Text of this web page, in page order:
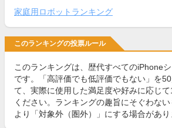
家庭用ロボットランキング
このランキングの投票ルール
このランキングは、歴代すべてのiPhone
です。「高評価でも低評価でもない」を
て、実際に使用した満足度や好みに応じ
ください。ランキングの趣旨にそぐわな
より「対象外（圏外）」にする場合があり